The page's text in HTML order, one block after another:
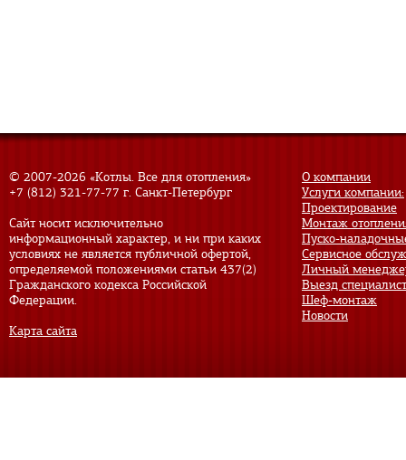
© 2007-2026 «Котлы. Все для отопления»
+7 (812) 321-77-77 г. Санкт-Петербург
Сайт носит исключительно
информационный характер, и ни при каких
условиях не является публичной офертой,
определяемой положениями статьи 437(2)
Гражданского кодекса Российской
Федерации.
Карта сайта
О компании
Услуги компании:
Проектирование
Монтаж
Пуско-
Сервисное
Личный
Выезд
Шеф-монтаж
Новости